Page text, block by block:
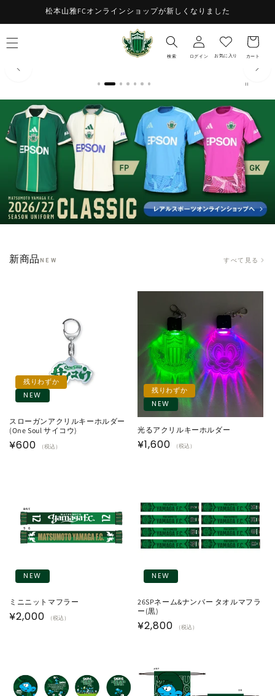
ンツに
進む
松本山雅FCオンラインショップが新しくなりました
検索 ログイン
ロ
グ
イ
お気に入り
お
気
に
入
カート
カ
ー
ト
新商品 NEW すべて見る
残りわずか
NEW
スローガンアクリルキーホルダー
(One Soul サイコウ)
通
¥600 （税込）
残りわずか
NEW
光るアクリルキーホルダー
通
¥1,600 （税込）
NEW
ミニニットマフラー
通
¥2,000 （税込）
NEW
26SPネーム&ナンバー タオルマフラ
ー(黒)
通
格
¥2,800 （税込）